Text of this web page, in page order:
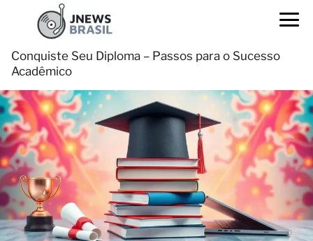
Conquiste Seu Diploma – Passos para o Sucesso
Acadêmico